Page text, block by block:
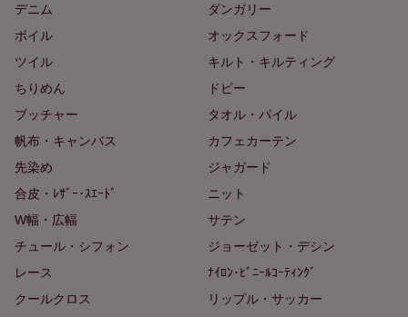
デニム
ダンガリー
ボイル
オックスフォード
ツイル
キルト・キルティング
ちりめん
ドビー
ブッチャー
タオル・パイル
帆布・キャンバス
カフェカーテン
先染め
ジャガード
合皮・ﾚｻﾞｰ･ｽｴｰﾄﾞ
ニット
W幅・広幅
サテン
チュール・シフォン
ジョーゼット・デシン
レース
ﾅｲﾛﾝ･ﾋﾞﾆｰﾙｺｰﾃｨﾝｸﾞ
クールクロス
リップル・サッカー